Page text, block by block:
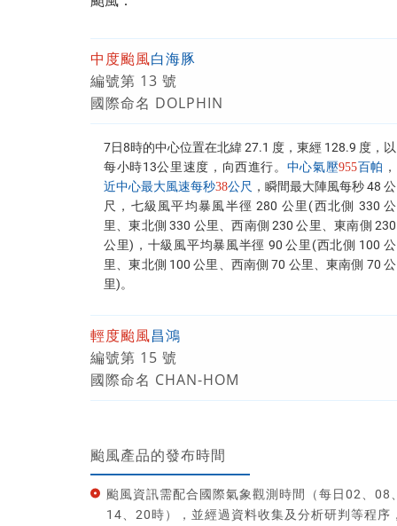
中度颱風白海豚
編號第 13 號
國際命名 DOLPHIN
7日8時的中心位置在北緯 27.1 度，東經 128.9 度，以
每小時13公里速度，向西進行。 中心氣壓955百帕 ，
近中心最大風速每秒38公尺 ，瞬間最大陣風每秒 48 公
尺，七級風平均暴風半徑 280 公里(西北側 330 公
里、東北側 330 公里、西南側 230 公里、東南側 230
公里)，十級風平均暴風半徑 90 公里(西北側 100 公
里、東北側 100 公里、西南側 70 公里、東南側 70 公
里)。
輕度颱風 昌鴻
編號第 15 號
國際命名 CHAN-HOM
颱風產品的發布時間
颱風資訊需配合國際氣象觀測時間（每日02、08
14、20時），並經過資料收集及分析研判等程序